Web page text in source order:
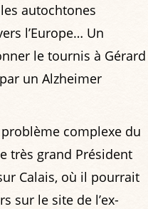
autochtones
l’Europe… Un
le tournis à Gérard
un Alzheimer
complexe du
très grand Président
Calais, où il pourrait
sur le site de l’ex-